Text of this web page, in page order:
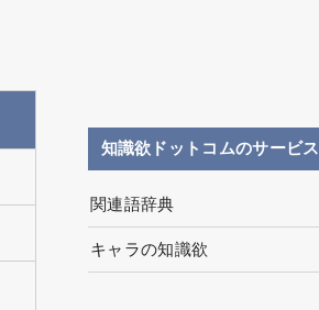
知識欲ドットコムのサービス
関連語辞典
キャラの知識欲